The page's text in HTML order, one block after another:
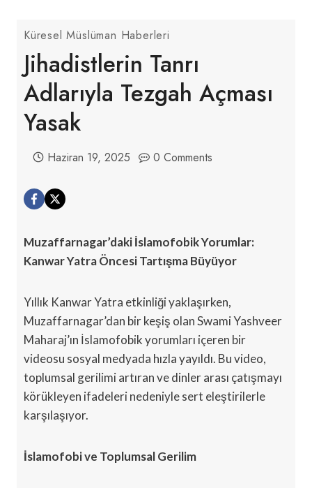
Küresel Müslüman Haberleri
Jihadistlerin Tanrı
Adlarıyla Tezgah Açması
Yasak
Haziran 19, 2025 0 Comments
Muzaffarnagar’daki İslamofobik Yorumlar:
Kanwar Yatra Öncesi Tartışma Büyüyor
Yıllık Kanwar Yatra etkinliği yaklaşırken,
Muzaffarnagar’dan bir keşiş olan Swami Yashveer
Maharaj’ın İslamofobik yorumları içeren bir
videosu sosyal medyada hızla yayıldı. Bu video,
toplumsal gerilimi artıran ve dinler arası çatışmayı
körükleyen ifadeleri nedeniyle sert eleştirilerle
karşılaşıyor.
İslamofobi ve Toplumsal Gerilim